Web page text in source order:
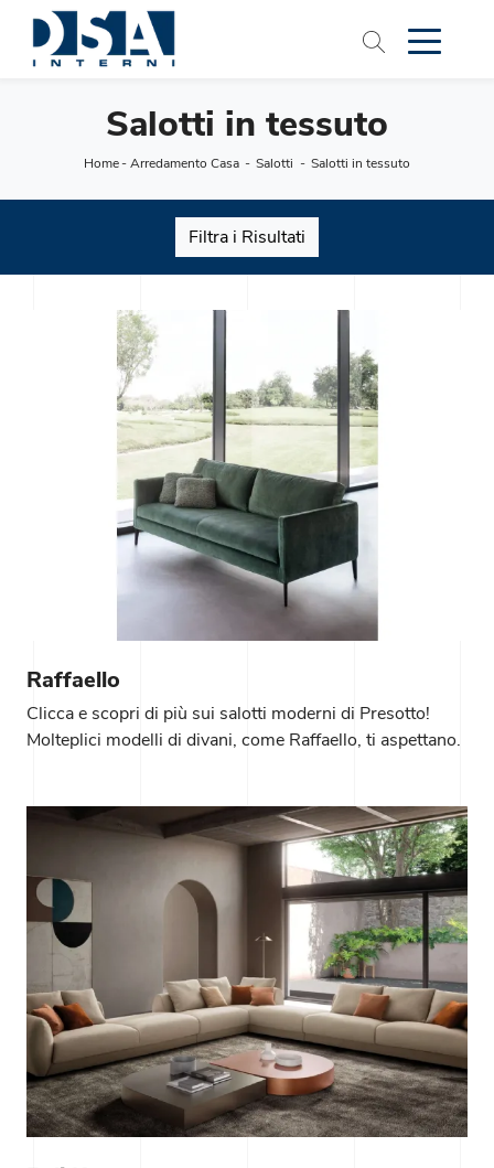
Salotti in tessuto
Home-Arredamento Casa - Salotti - Salotti in tessuto
Filtra i Risultati
Raffaello
Clicca e scopri di più sui salotti moderni di Presotto!
Molteplici modelli di divani, come Raffaello, ti aspettano.